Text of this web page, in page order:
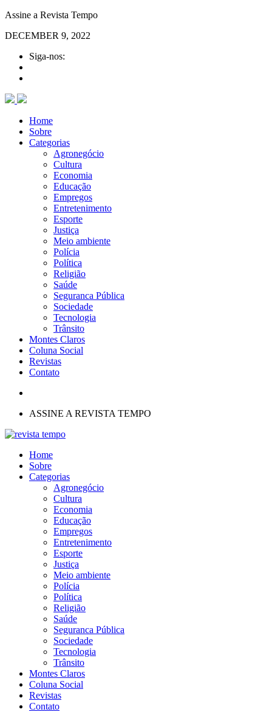
Assine a Revista Tempo
DECEMBER 9, 2022
Siga-nos:
Home
Sobre
Categorias
Agronegócio
Cultura
Economia
Educação
Empregos
Entretenimento
Esporte
Justiça
Meio ambiente
Polícia
Política
Religião
Saúde
Seguranca Pública
Sociedade
Tecnologia
Trânsito
Montes Claros
Coluna Social
Revistas
Contato
ASSINE A REVISTA TEMPO
Home
Sobre
Categorias
Agronegócio
Cultura
Economia
Educação
Empregos
Entretenimento
Esporte
Justiça
Meio ambiente
Polícia
Política
Religião
Saúde
Seguranca Pública
Sociedade
Tecnologia
Trânsito
Montes Claros
Coluna Social
Revistas
Contato